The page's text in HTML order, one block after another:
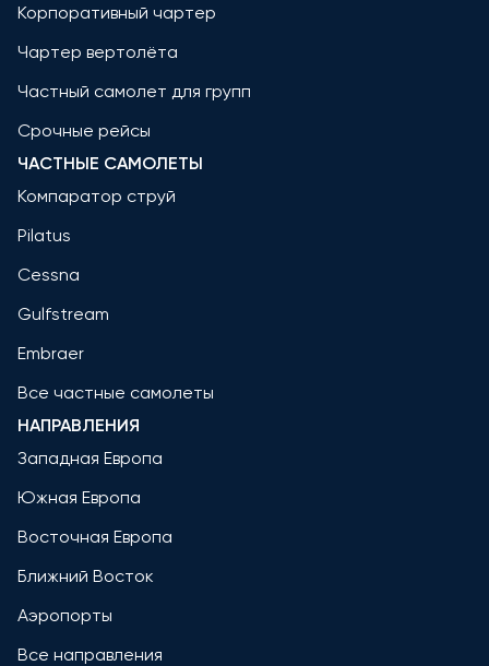
Корпоративный чартер
Чартер вертолёта
Частный самолет для групп
Срочные рейсы
ЧАСТНЫЕ САМОЛЕТЫ
Компаратор струй
Pilatus
Cessna
Gulfstream
Embraer
Все частные самолеты
НАПРАВЛЕНИЯ
Западная Европа
Южная Европа
Восточная Европа
Ближний Восток
Аэропорты
Все направления